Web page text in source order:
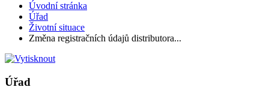
Úvodní stránka
Úřad
Životní situace
Změna registračních údajů distributora...
Úřad